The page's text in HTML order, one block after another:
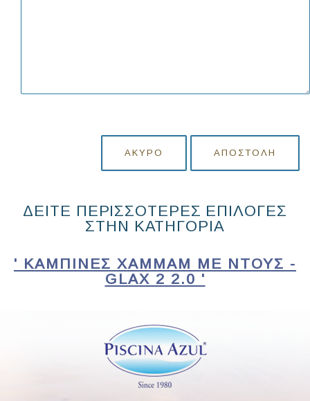
ΆΚΥΡΟ ΑΠΟΣΤΟΛΉ
ΔΕΙΤΕ ΠΕΡΙΣΣΟΤΕΡΕΣ ΕΠΙΛΟΓΕΣ
ΣΤΗΝ ΚΑΤΗΓΟΡΙΑ
' ΚΑΜΠΙΝΕΣ ΧΑΜΜΑΜ ΜΕ ΝΤΟΥΣ -
GLAX 2 2.0 '